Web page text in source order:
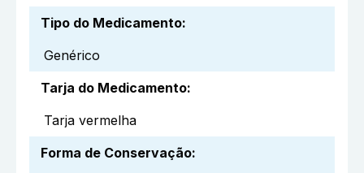
Tipo do Medicamento:
Genérico
Tarja do Medicamento:
Tarja vermelha
Forma de Conservação: